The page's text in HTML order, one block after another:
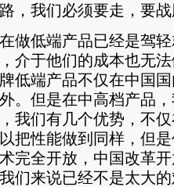
，我们必须要走，要
低端产品已经是驾轻
介于他们的成本也无
低端产品不仅在中国
。但是在中高档产品
我们有几个优势，不
把性能做到同样，但
完全开放，中国改革
们来说已经不是太大